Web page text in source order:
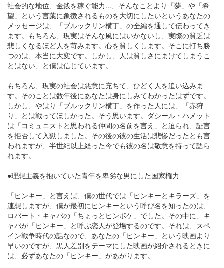
社会的な地位、金銭を稼ぐ能力...、そんなことより「夢」や「希
望」という言葉に象徴されるものを大切にしたいというあなたの
メッセージは、「ブルックリン横丁」の全編を通して伝わってき
ます。もちろん、現実はそんな風にはいかないし、実際の貧乏は
悲しくなるほど人を苛みます。心を貧しくします。そこに打ち勝
つのは、本当に大変です。しかし、人は貧しさにまけてしまうこ
とはない、と僕は信じています。
もちろん、現実の社会は悪意に充ちて、ひどく人を追い込みま
す。そのことは数年後にあなたは身にしみてわかったはずです。
しかし、やはり「ブルックリン横丁」を作った人には、「赤狩
り」とは戦ってほしかった。そう思います。ダシール・ハメット
は「コミュニストと思われる仲間の名前を言え」と迫られ、証言
を拒否して入獄しました。その後の彼の生活は悲惨だったとも言
われますが、半世紀以上経った今でも彼の名は敬意を持って語ら
れます。
●理想主義を抱いていた青年を卑劣な男にした国家権力
「ピンキー」と言えば、僕の世代では「ピンキーとキラーズ」を
連想しますが、僕が最初にピンキーという呼び名を知ったのは、
ロバート・キャパの「ちょっとピンボケ」でした。その中に、キ
ャパが「ピンキー」と呼ぶ恋人が登場するのです。それは、スペ
イン戦争時代の話なので、あなたの「ピンキー」という映画より
早いのですが、黒人差別をテーマにした映画が紹介されるときに
は、必ずあなたの「ピンキー」があがります。